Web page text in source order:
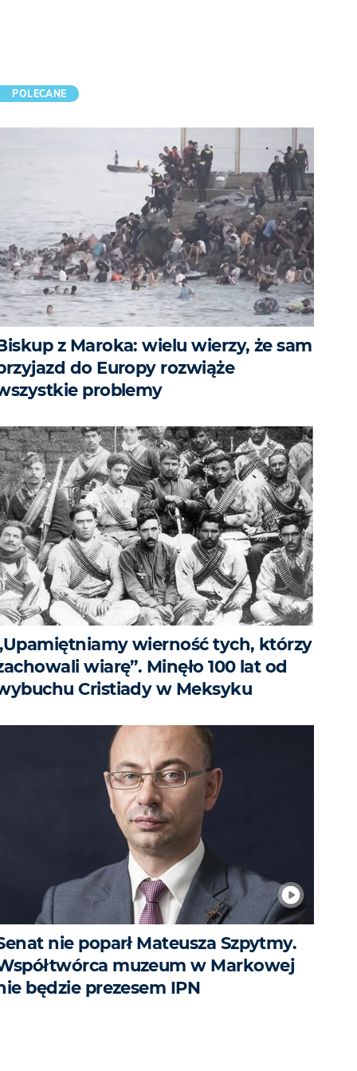
POLECANE
z Maroka: wielu wierzy, że sam
do Europy rozwiąże
problemy
wierność tych, którzy
wiarę”. Minęło 100 lat od
Cristiady w Meksyku
nie poparł Mateusza Szpytmy.
muzeum w Markowej
będzie prezesem IPN